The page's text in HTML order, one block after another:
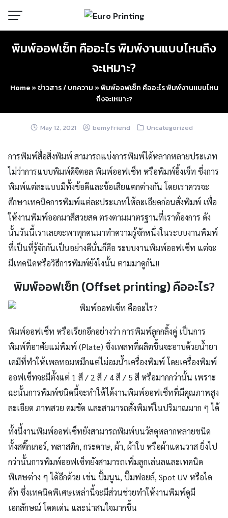
content
พิมพ์ออฟเซ็ท คืออะไร พิมพ์งานแบบไหนถึง
จะเหมาะ?
Home»ข่าวสาร / บทความ»พิมพ์ออฟเซ็ท คืออะไร พิมพ์งานแบบไหน
ถึงจะเหมาะ?
May 12, 2021 bemyfriend Uncategorized
การพิมพ์สื่อสิ่งพิมพ์ สามารถแบ่งการพิมพ์ได้หลากหลายประเภท
ไม่ว่าการแบบพิมพ์ดิจิตอล พิมพ์ออฟเซ็ท หรือพิมพ์อิ้งเจ็ท ซึ่งการ
พิมพ์แต่ละแบบมีทั้งข้อดีและข้อเสียแตกต่างกัน โดยเราควรจะ
ศึกษาเทคนิคการพิมพ์แต่ละประเภทให้ละเอียดก่อนสั่งพิมพ์ เพื่อ
ให้งานพิมพ์ออกมาสีสวยสด ตรงตามมาตรฐานที่เราต้องการ ดัง
นั้นวันนี้เราเลยจะพาทุกคนมาทำความรู้จักหนึ่งในระบบงานพิมพ์
ที่เป็นที่รู้จักกันเป็นอย่างดีนั่นก็คือ ระบบงานพิมพ์ออฟเซ็ท แต่จะ
มีเทคนิคหรือวิธีการพิมพ์ยังไงนั้น ตามมาดูกัน!!
พิมพ์ออฟเซ็ท (Offset printing) คืออะไร?
พิมพ์ออฟเซ็ท หรือเรียกอีกอย่างว่า การพิมพ์ลูกกลิ้งคู่ เป็นการ
พิมพ์ที่อาศัยแม่พิมพ์ (Plate) ซึ่งเพลทที่ผลิตขึ้นจะอาบด้วยน้ำยา
เคมีที่ทำให้เพลทอมหมึกแต่ไม่อมน้ำเครื่องพิมพ์ โดยเครื่องพิมพ์
ออฟเซ็ทจะมีตั้งแต่ 1 สี / 2 สี / 4 สี / 5 สี หรือมากกว่านั้น เพราะ
ฉะนั้นการพิมพ์ชนิดนี้จะทำให้ได้งานพิมพ์ออฟเซ็ทที่มีคุณภาพสูง
ละเอียด ภาพสวย คมชัด และสามารถสั่งพิมพ์ในปริมาณมาก ๆ ได้
ทั้งนี้งานพิมพ์ออฟเซ็ทยังสามารถพิมพ์บนวัสดุหลากหลายชนิด
ทั้งสติ๊กเกอร์, พลาสติก, กระดาษ, ผ้า, ผ้าใบ หรือผ้าแคนวาสยิ่งไป
กว่านั้นการพิมพ์ออฟเซ็ทยังสามารถเพิ่มลูกเล่นลและเทคนิด
พิเศษต่าง ๆ ได้อีกด้วย เช่น ปั้มนูน, ปั๊มฟอยล์, Spot UVหรือได
คัท ซึ่งเทคนิคพิเศษเหล่านี้จะมีส่วนช่วยทำให้งานพิมพ์ดูมี
เอกลักษณ์ โดดเด่น และน่าสนใจมากขึ้น